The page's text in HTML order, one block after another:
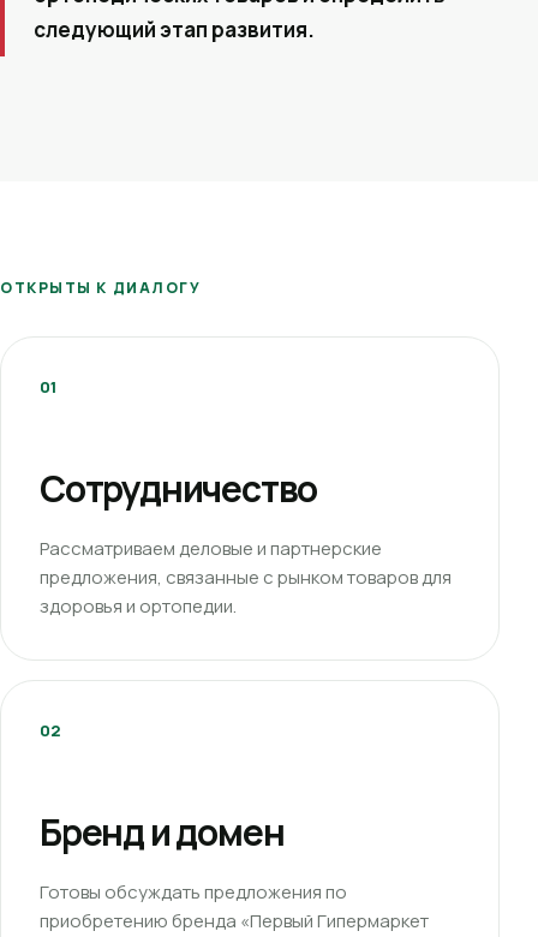
следующий этап развития.
ОТКРЫТЫ К ДИАЛОГУ
01
Сотрудничество
Рассматриваем деловые и партнерские
предложения, связанные с рынком товаров для
здоровья и ортопедии.
02
Бренд и домен
Готовы обсуждать предложения по
приобретению бренда «Первый Гипермаркет